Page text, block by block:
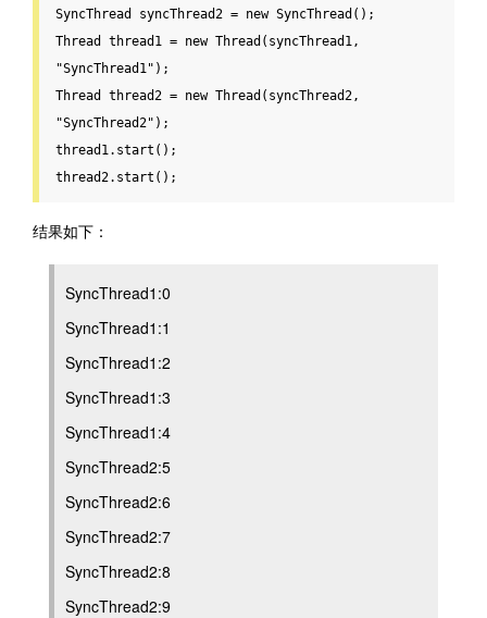
SyncThread syncThread2 = new
Thread
thread1 = new Thread
"SyncThread1"
Thread
thread2 = new Thread
"SyncThread2" );
thread1. start();
thread2. start();
结果如下：
SyncThread1:0
SyncThread1:1
SyncThread1:2
SyncThread1:3
SyncThread1:4
SyncThread2:5
SyncThread2:6
SyncThread2:7
SyncThread2:8
SyncThread2:9